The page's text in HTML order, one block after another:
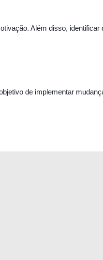
Além disso,
de implementar